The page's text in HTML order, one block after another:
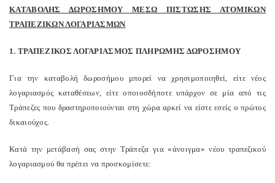
ΚΑΤΑΒΟΛΗΣ ΔΩΡΟΣΗΜΟΥ ΜΕΣΩ ΠΙΣΤΩΣΗΣ ΑΤΟΜΙΚΩΝ
ΤΡΑΠΕΖΙΚΩΝ ΛΟΓΑΡΙΑΣΜΩΝ
1. ΤΡΑΠΕΖΙΚΟΣ ΛΟΓΑΡΙΑΣΜΟΣ ΠΛΗΡΩΜΗΣ ΔΩΡΟΣΗΜΟΥ
Για την καταβολή δωροσήμου μπορεί να χρησιμοποιηθεί, είτε νέος
λογαριασμός καταθέσεων, είτε οποιοσδήποτε υπάρχον σε μία από τις
Τράπεζες που δραστηροποιούνται στη χώρα αρκεί να είστε εσείς ο πρώτος
δικαιούχος.
Κατά την μετάβασή σας στην Τράπεζα για «άνοιγμα» νέου τραπεζικού
λογαριασμού θα πρέπει να προσκομίσετε: